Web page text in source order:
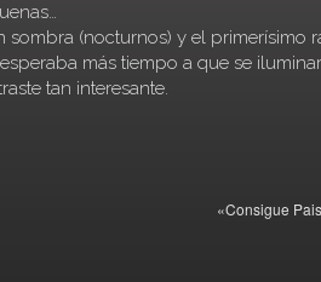
(nocturnos) y el primerísimo
más tiempo a que se
tan interesante.
«Consigue